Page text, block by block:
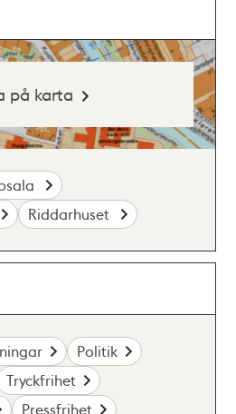
på karta
Riddarhuset
Politik
Tryckfrihet
Pressfrihet